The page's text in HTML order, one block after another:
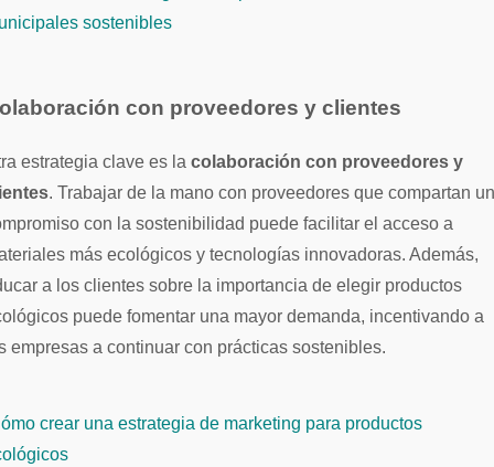
sostenibles
con proveedores y clientes
estrategia clave es la colaboración con proveedores y
. Trabajar de la mano con proveedores que compartan un
con la sostenibilidad puede facilitar el acceso a
más ecológicos y tecnologías innovadoras. Además,
a los clientes sobre la importancia de elegir productos
puede fomentar una mayor demanda, incentivando a
empresas a continuar con prácticas sostenibles.
crear una estrategia de marketing para productos